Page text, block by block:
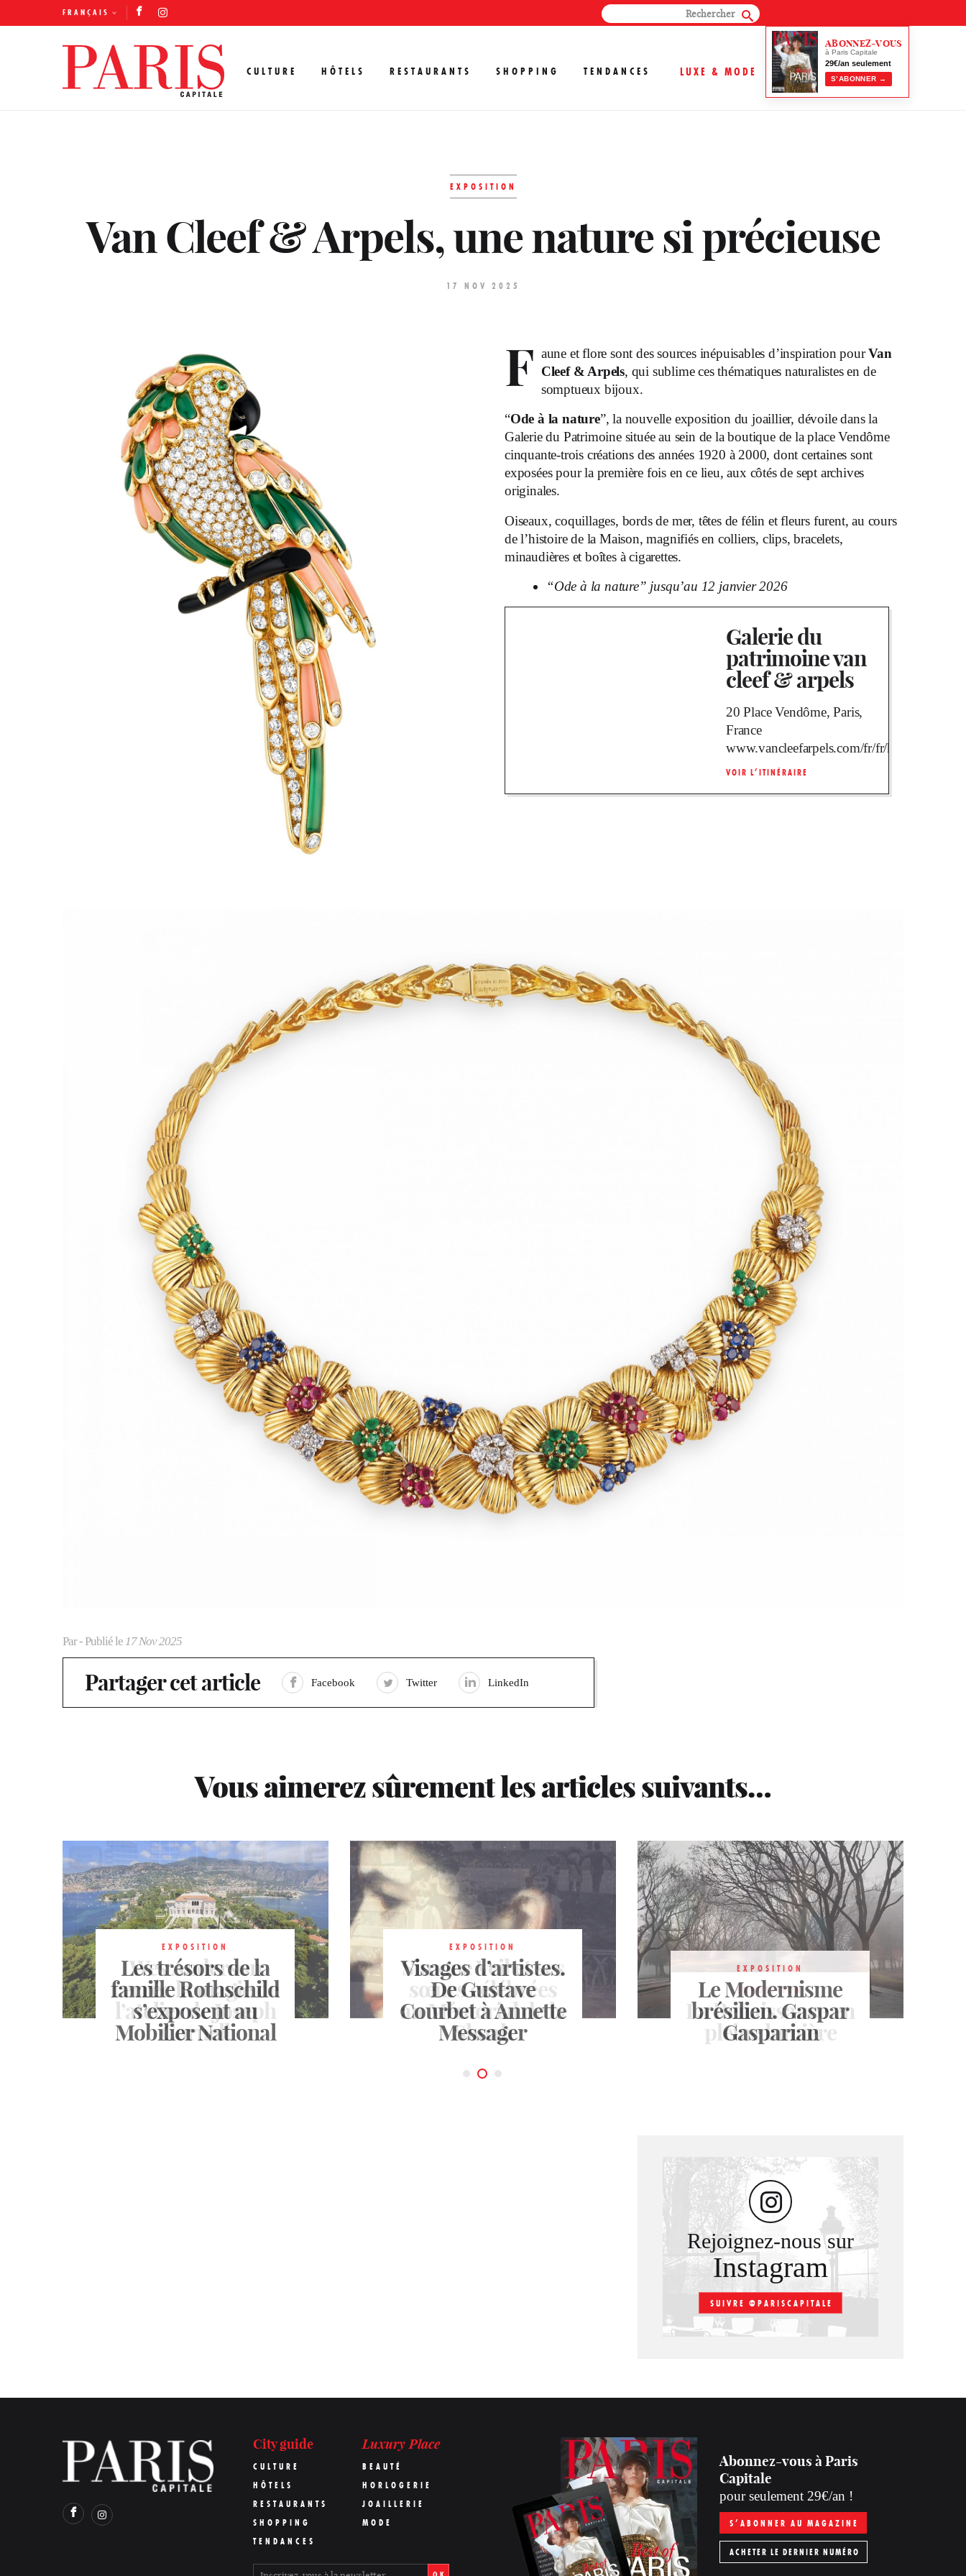
FRANÇAIS
CULTURE HÔTELS RESTAURANTS SHOPPING TENDANCES LUXE & MODE
ABONNEZ-VOUS
à Paris Capitale
29€/an seulement
S’ABONNER →
EXPOSITION
Van Cleef & Arpels, une nature si précieuse
17 NOV 2025
F aune et flore sont des sources inépuisables d’inspiration pourVan
Cleef & Arpels, qui sublime ces thématiques naturalistes en de
somptueux bijoux.
“Ode à la nature”, la nouvelle exposition du joaillier, dévoile dans la
Galerie du Patrimoine située au sein de la boutique de la place Vendôme
cinquante-trois créations des années 1920 à 2000, dont certaines sont
exposées pour la première fois en ce lieu, aux côtés de sept archives
originales.
Oiseaux, coquillages, bords de mer, têtes de félin et fleurs furent, au cours
de l’histoire de la Maison, magnifiés en colliers, clips, bracelets,
minaudières et boîtes à cigarettes.
“Ode à la nature” jusqu’au 12 janvier 2026
Galerie du
patrimoine van
cleef & arpels
20 Place Vendôme, Paris,
France
www.vancleefarpels.com/fr/fr/home.html
VOIR L’ITINÉRAIRE
Par- Publié le 17 Nov 2025
Partager cet article Facebook Twitter LinkedIn
Vous aimerez sûrement les articles suivants…
EXPOSITION
Wes Anderson
recrée la magie de
l’atelier de Joseph
Cornell
EXPOSITION
Simone Veil et ses
sœurs célébrées
au Mémorial de la
Shoah
EXPOSITION
La Renaissance en
pleine lumière
EXPOSITION
Les trésors de la
famille Rothschild
s’exposent au
Mobilier National
EXPOSITION
Visages d’artistes.
De Gustave
Courbet à Annette
Messager
EXPOSITION
Le Modernisme
brésilien. Gaspar
Gasparian
EXPOSITION
La Fondation
Cartier en mode
performance
EXPOSITION
Marilyn forever
EXPOSITION
Les nombreux
secrets des
Licornes
Rejoignez-nous sur
Instagram
SUIVRE @PARISCAPITALE
City guide
CULTURE
HÔTELS
RESTAURANTS
SHOPPING
TENDANCES
Luxury Place
BEAUTÉ
HORLOGERIE
JOAILLERIE
MODE
Abonnez-vous à Paris
Capitale
pour seulement 29€/an !
S’ABONNER AU MAGAZINE
ACHETER LE DERNIER NUMÉRO